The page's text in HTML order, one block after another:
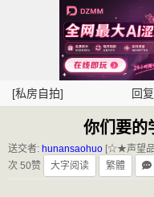
[私房自拍] 回复
你们要的
送交者: hunansaohuo [☆★声望
次 50赞
大字阅读 繁體